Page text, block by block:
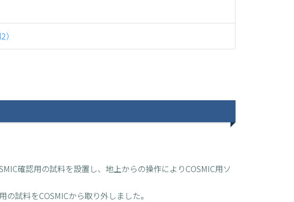
確認用の試料を設置し、地上からの操作によりCOSMIC用ソ
試料をCOSMICから取り外しました。